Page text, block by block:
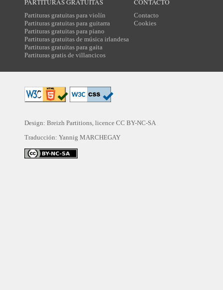
PARTITURAS GRATUITAS
Partituras gratuitas para violín
Partituras gratuitas para guitarra
Partituras gratuitas para piano
Partituras gratuitas de música irlandesa
Partituras gratuitas para gaita
Partituras gratis de villancicos
CONTACTO
Contacto
Cookies
Design: Breizh Partitions, licence CC BY-NC-SA
Traducción: Yannig MARCHEGAY